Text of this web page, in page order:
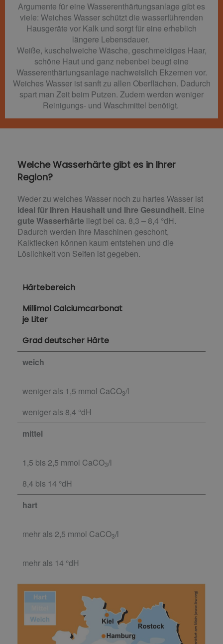
Argumente für eine Wasserenthärtungsanlage gibt es
viele: Weiches Wasser schützt die wasserführenden
Hausgeräte vor Kalk und sorgt für eine erheblich
längere Lebensdauer.
Weiße, kuschelweiche Wäsche, geschmeidiges Haar,
schöne Haut und ganz nebenbei beugt eine
Wasserenthärtungsanlage nachweislich Ekzemen vor.
Weiches Wasser ist sanft zu allen Oberflächen. Dadurch
spart man Zeit beim Putzen. Zudem werden weniger
Reinigungs- und Waschmittel benötigt.
Welche Wasserhärte gibt es in Ihrer
Region?
Weder zu weiches Wasser noch zu hartes Wasser ist
ideal für Ihren Haushalt und Ihre Gesundheit. Eine
gute Wasserhärte liegt bei ca. 8,3 – 8,4 °dH.
Dadurch werden Ihre Maschinen geschont,
Kalkflecken können kaum entstehen und die
Löslichkeit von Seifen ist gegeben.
Härtebereich
Millimol Calciumcarbonat
je Liter
Grad deutscher Härte
weich
weniger als 1,5 mmol CaCO3/l
weniger als 8,4 °dH
mittel
1,5 bis 2,5 mmol CaCO3/l
8,4 bis 14 °dH
hart
mehr als 2,5 mmol CaCO3/l
mehr als 14 °dH